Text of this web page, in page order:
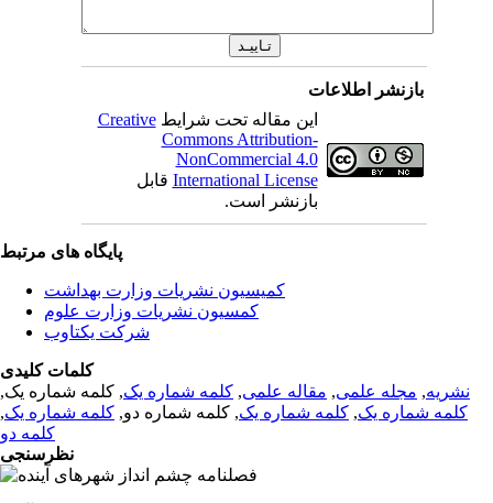
بازنشر اطلاعات
این مقاله تحت شرایطCreative
Commons Attribution-
NonCommercial 4.0
International License قابل
بازنشر است.
پایگاه های مرتبط
کمیسیون نشریات وزارت بهداشت
کمسیون نشریات وزارت علوم
شرکت یکتاوب
کلمات کلیدی
نشریه, مجله علمی, مقاله علمی, کلمه شماره یک, کلمه شماره یک,
کلمه شماره یک, کلمه شماره یک, کلمه شماره دو, کلمه شماره یک,
کلمه دو
نظرسنجی